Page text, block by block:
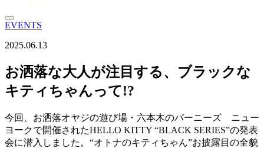
EVENTS
2025.06.13
お洒落な大人が注目する、ブラックな
キティちゃんって!?
今回、お洒落オヤジの遊び場・六本木のバーニーズ ニュー
ヨークで開催されたHELLO KITTY “BLACK SERIES”の発表
会に潜入しました。“オトナのキティちゃん”お披露目の全貌